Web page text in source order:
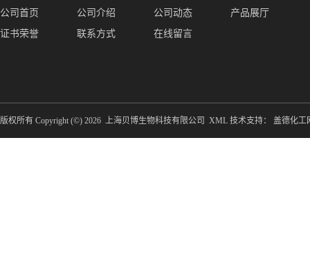
公司首页 公司介绍 公司动态
产品展厅
证书荣誉
联系方式 在线留言
版权所有 Copyright (©) 2026 上海贝博生物科技有限公司 XML 技术支持： 盖德化工